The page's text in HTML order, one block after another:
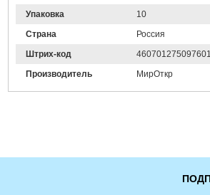
Упаковка
10
Страна
Россия
Штрих-код
Производитель
МирОткр